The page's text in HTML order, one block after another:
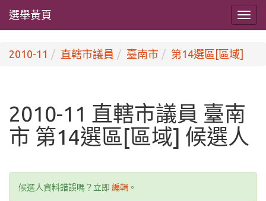
選舉黃頁
2010-11 直轄市議員 臺南市 第14選區[區域]
2010-11 直轄市議員 臺南
市 第14選區[區域] 候選人
候選人資料錯誤嗎？立即 編輯 。